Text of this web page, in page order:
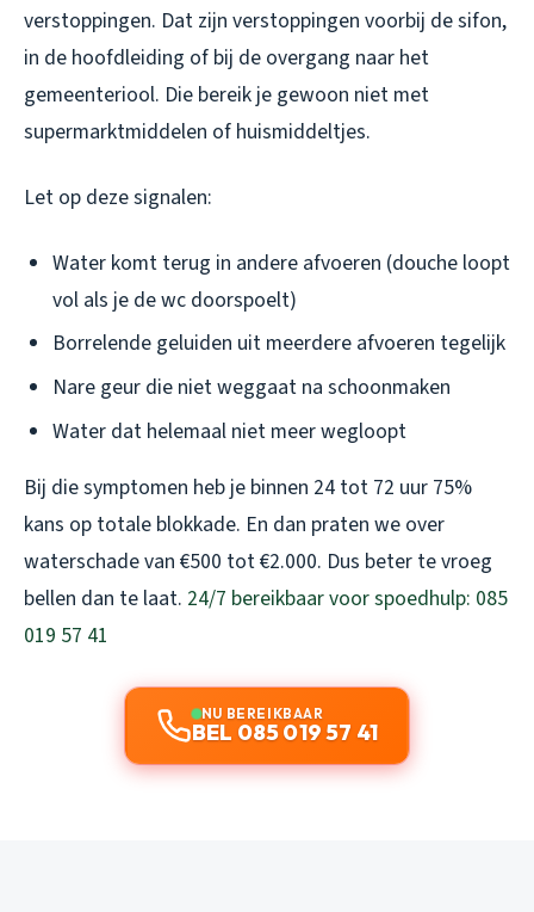
verstoppingen. Dat zijn verstoppingen voorbij de sifon,
in de hoofdleiding of bij de overgang naar het
gemeenteriool. Die bereik je gewoon niet met
supermarktmiddelen of huismiddeltjes.
Let op deze signalen:
Water komt terug in andere afvoeren (douche loopt
vol als je de wc doorspoelt)
Borrelende geluiden uit meerdere afvoeren tegelijk
Nare geur die niet weggaat na schoonmaken
Water dat helemaal niet meer wegloopt
Bij die symptomen heb je binnen 24 tot 72 uur 75%
kans op totale blokkade. En dan praten we over
waterschade van €500 tot €2.000. Dus beter te vroeg
bellen dan te laat. 24/7 bereikbaar voor spoedhulp: 085
019 57 41
NU BEREIKBAAR
BEL 085 019 57 41